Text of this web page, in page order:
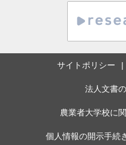
サイトポリシー
法人文書
農業者大学校に
個人情報の開示手続